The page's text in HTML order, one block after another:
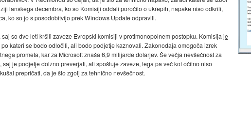
lanskega decembra, ko so Komisiji oddali poročilo o ukrepih, napake niso odkrili,
ko so jo s posodobitvijo prek Windows Update odpravili.
so dve leti kršili zaveze Evropski komisiji v protimonopolnem postopku. Komisija je
po kateri se bodo odločili, ali bodo podjetje kaznovali. Zakonodaja omogoča izrek
prometa, kar za Microsoft znaša 6,9 milijarde dolarjev. Še večja nevšečnost za
saj je podjetje dolžno preverjati, ali spoštuje zaveze, tega pa več kot očitno niso
prepričati, da je šlo zgolj za tehnično nevšečnost.